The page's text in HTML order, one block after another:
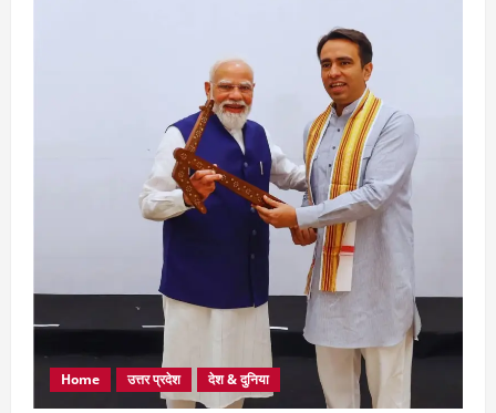
Home उत्तर प्रदेश देश & दुनिया